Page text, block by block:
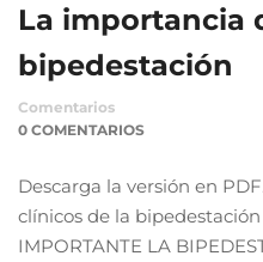
La importancia
bipedestación
Comentarios
0 COMENTARIOS
Descarga la versión en
clínicos de la bipedestación
IMPORTANTE LA